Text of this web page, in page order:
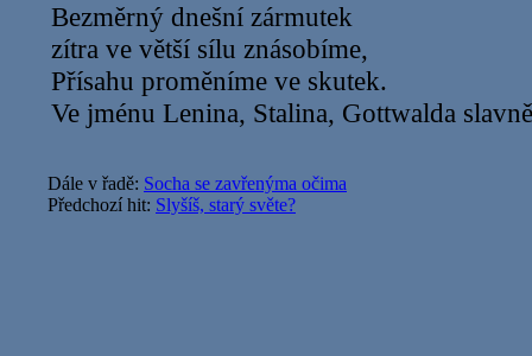
Bezměrný dnešní zármutek
zítra ve větší sílu znásobíme,
Přísahu proměníme ve skutek.
Ve jménu Lenina, Stalina, Gottwalda
Dále v řadě: Socha se zavřenýma očima
Předchozí hit: Slyšíš, starý světe?